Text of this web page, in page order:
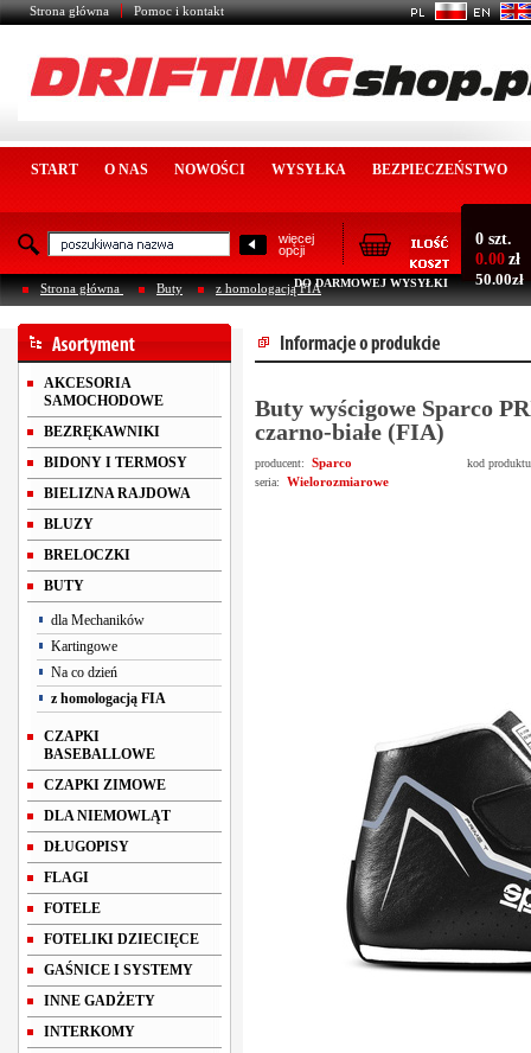
Strona główna Pomoc i kontakt
START O NAS NOWOŚCI WYSYŁKA BEZPIECZEŃSTWO
więcej
opcji
0 szt.
0.00 zł
DO DARMOWEJ WYSYŁKI 50.00zł
Strona główna Buty z homologacją FIA
AKCESORIA
SAMOCHODOWE
BEZRĘKAWNIKI
BIDONY I TERMOSY
BIELIZNA RAJDOWA
BLUZY
BRELOCZKI
BUTY
dla Mechaników
Kartingowe
Na co dzień
z homologacją FIA
CZAPKI
BASEBALLOWE
CZAPKI ZIMOWE
DLA NIEMOWLĄT
DŁUGOPISY
FLAGI
FOTELE
FOTELIKI DZIECIĘCE
GAŚNICE I SYSTEMY
INNE GADŻETY
INTERKOMY
Buty wyścigowe Sparco
czarno-białe (FIA)
producent: Sparco
kod
seria:
Wielorozmiarowe